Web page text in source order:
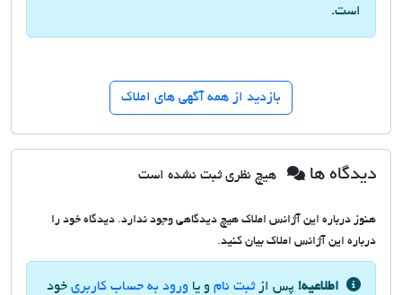
است.
بازدید از همه آگهی های املاک
دیدگاه ها هیچ نظری ثبت نشده است
هنوز درباره این آژانس املاک هیچ دیدگاهی وجود ندارد. دیدگاه خود را
درباره این آژانس املاک بیان کنید.
اطلاعیه! پس ازثبت نام و یا ورود به حساب کاربری خود